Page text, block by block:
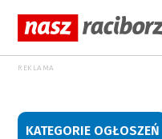
REKLAMA
KATEGORIE OGŁOSZEŃ